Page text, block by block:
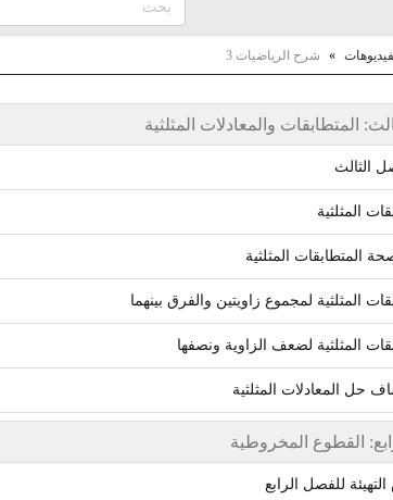
» شرح الرياضيات 3
المتطابقات والمعادلات المثلثية
الثالث
القطوع المخروطية
للفصل الرابع